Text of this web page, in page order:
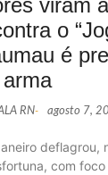
o
é
arma
RN- agosto 7,
deflagrou,
com